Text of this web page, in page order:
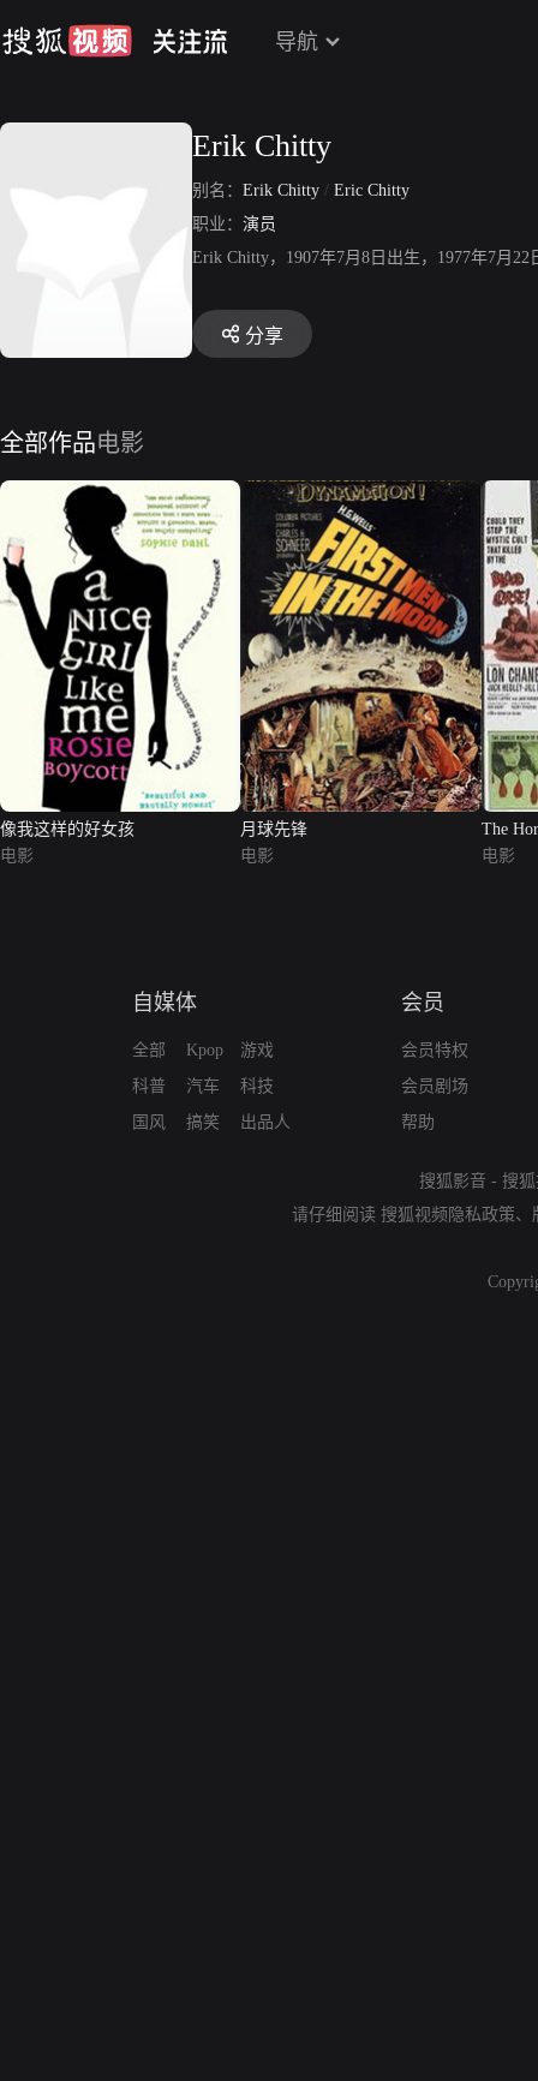
导航
Erik Chitty
别名： Erik Chitty / Eric Chitty
职业： 演员
Erik Chitty，1907年7月8日出生，1977年7月
分享
全部作品电影
像我这样的好女孩
电影
月球先锋
电影
The
电影
自媒体
全部
科普
国风
Kpop
汽车
搞笑
游戏
科技
出品人
会员
会员特权
会员剧场
帮助
搜狐影音 - 搜
请仔细阅读 搜狐视频隐私政策、